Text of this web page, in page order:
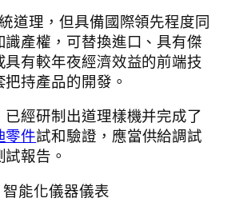
統道理，但具備國際領先程度同
識產權，可替換進口、具有傑
具有較年夜經濟效益的前端技
持產品的開發。
已經研制出道理樣機并完成了
零件試和驗證，應當供給調試
報告。
能化儀器儀表